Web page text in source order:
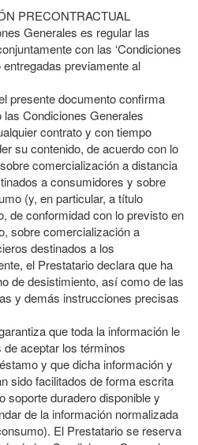
PRECONTRACTUAL
Generales es regular las
con las ‘Condiciones
entregadas previamente al
presente documento confirma
Condiciones Generales
contrato y con tiempo
su contenido, de acuerdo con lo
comercialización a distancia
a consumidores y sobre
(y, en particular, a título
de conformidad con lo previsto en
sobre comercialización a
destinados a los
el Prestatario declara que ha
de desistimiento, así como de las
y demás instrucciones precisas
que toda la información le
aceptar los términos
y que dicha información y
sido facilitados de forma escrita
soporte duradero disponible y
de la información normalizada
El Prestatario se reserva